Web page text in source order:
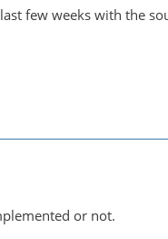
few weeks with the
or not.